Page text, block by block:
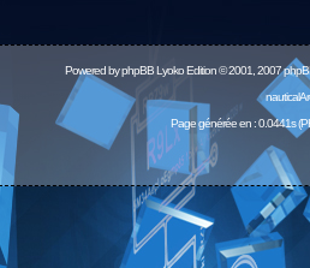
Powered byphpBBLyoko Edition © 2001, 2007
Page générée en : 0.0441s